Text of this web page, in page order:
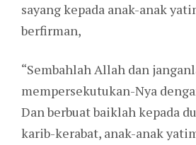
sayang kepada anak-anak
berfirman,
“Sembahlah Allah dan
mempersekutukan-Nya
Dan berbuat baiklah kepada
karib-kerabat, anak-anak